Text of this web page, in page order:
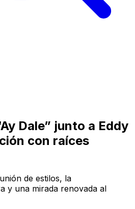
Dale” junto a Eddy
con raíces
de estilos, la
y una mirada renovada al